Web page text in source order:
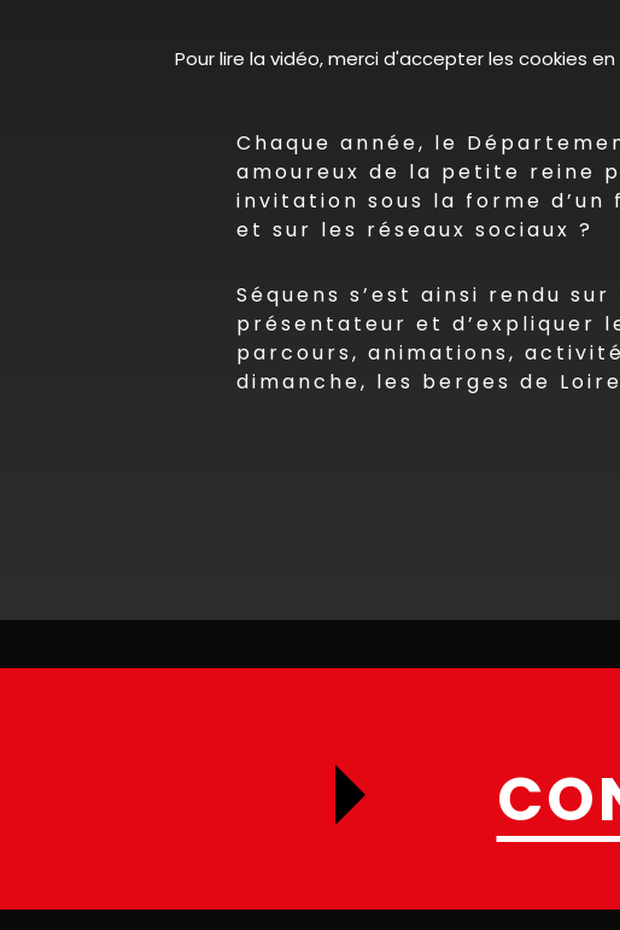
Pour lire la vidéo, merci d'accepter les cookies
Chaque année, le
amoureux de la petite reine
invitation sous la forme
et sur les réseaux sociaux ?
Séquens s’est ainsi rendu
présentateur et d’expliquer
parcours, animations,
dimanche, les berges de